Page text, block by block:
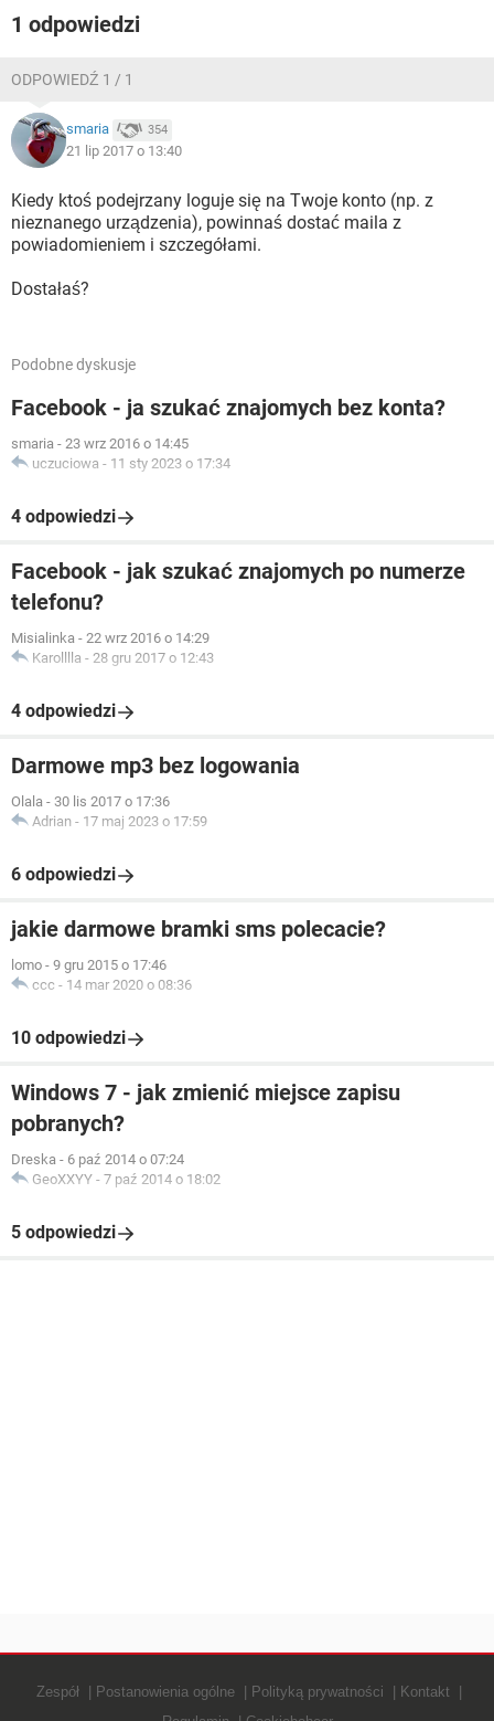
1 odpowiedzi
ODPOWIEDŹ 1 / 1
smaria 354
21 lip 2017 o 13:40
Kiedy ktoś podejrzany loguje się na Twoje konto (np. z
nieznanego urządzenia), powinnaś dostać maila z
powiadomieniem i szczegółami.
Dostałaś?
Podobne dyskusje
Facebook - ja szukać znajomych bez konta?
smaria - 23 wrz 2016 o 14:45
uczuciowa - 11 sty 2023 o 17:34
4 odpowiedzi
Facebook - jak szukać znajomych po numerze
telefonu?
Misialinka - 22 wrz 2016 o 14:29
Karolllla - 28 gru 2017 o 12:43
4 odpowiedzi
Darmowe mp3 bez logowania
Olala - 30 lis 2017 o 17:36
Adrian - 17 maj 2023 o 17:59
6 odpowiedzi
jakie darmowe bramki sms polecacie?
lomo - 9 gru 2015 o 17:46
ccc - 14 mar 2020 o 08:36
10 odpowiedzi
Windows 7 - jak zmienić miejsce zapisu
pobranych?
Dreska - 6 paź 2014 o 07:24
GeoXXYY - 7 paź 2014 o 18:02
5 odpowiedzi
Zespół Postanowienia ogólne Polityką prywatności
Kontakt